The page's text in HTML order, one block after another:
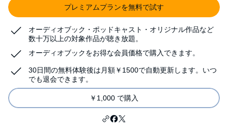
プレミアムプランを無料で試す
オーディオブック・ポッドキャスト・オリジナル作品など
数十万以上の対象作品が聴き放題。
オーディオブックをお得な会員価格で購入できます。
30日間の無料体験後は月額￥1500で自動更新します。いつ
でも退会できます。
￥1,000 で購入